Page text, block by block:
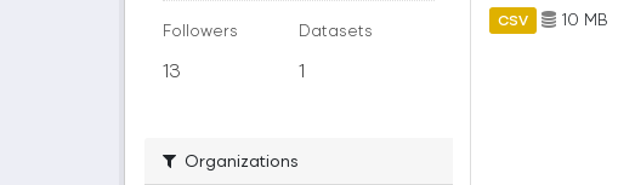
Followers
13
Datasets
1
Organizations
CSV 10 MB